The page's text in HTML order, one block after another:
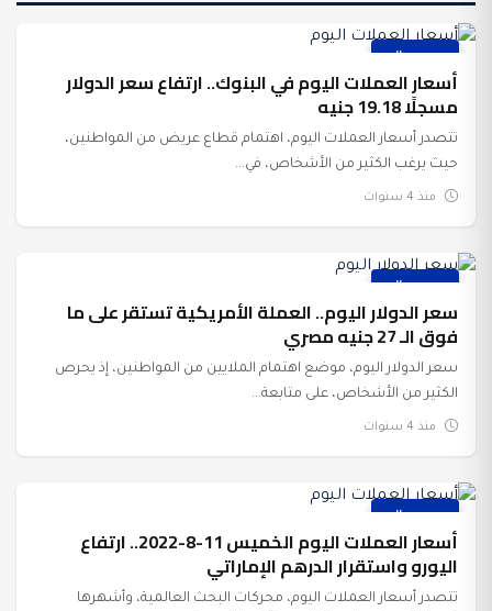
أسعار العملات اليوم في البنوك.. ارتفاع سعر الدولار
مسجلًا 19.18 جنيه
تتصدر أسعار العملات اليوم، اهتمام قطاع عريض من المواطنين،
حيث يرغب الكثير من الأشخاص، في...
منذ 4 سنوات
سعر الدولار اليوم.. العملة الأمريكية تستقر على ما
فوق الـ 27 جنيه مصري
سعر الدولار اليوم، موضع اهتمام الملايين من المواطنين، إذ يحرص
الكثير من الأشخاص، على متابعة...
منذ 4 سنوات
أسعار العملات اليوم الخميس 11-8-2022.. ارتفاع
اليورو واستقرار الدرهم الإماراتي
تتصدر أسعار العملات اليوم، محركات البحث العالمية، وأشهرها